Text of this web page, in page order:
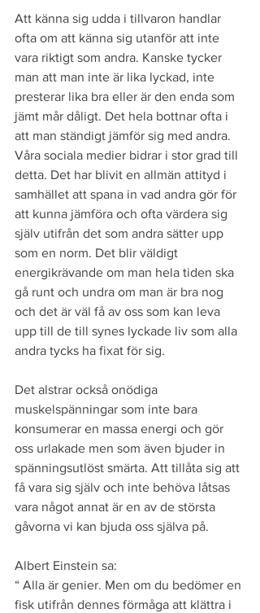
Att känna sig udda i tillvaron handlar
ofta om att känna sig utanför att inte
vara riktigt som andra. Kanske tycker
man att man inte är lika lyckad, inte
presterar lika bra eller är den enda som
jämt mår dåligt. Det hela bottnar ofta i
att man ständigt jämför sig med andra.
Våra sociala medier bidrar i stor grad till
detta. Det har blivit en allmän attityd i
samhället att spana in vad andra gör för
att kunna jämföra och ofta värdera sig
själv utifrån det som andra sätter upp
som en norm. Det blir väldigt
energikrävande om man hela tiden ska
gå runt och undra om man är bra nog
och det är väl få av oss som kan leva
upp till de till synes lyckade liv som alla
andra tycks ha fixat för sig.
Det alstrar också onödiga
muskelspänningar som inte bara
konsumerar en massa energi och gör
oss urlakade men som även bjuder in
spänningsutlöst smärta. Att tillåta sig att
få vara sig själv och inte behöva låtsas
vara något annat är en av de största
gåvorna vi kan bjuda oss själva på.
Albert Einstein sa:
“ Alla är genier. Men om du bedömer en
fisk utifrån dennes förmåga att klättra i